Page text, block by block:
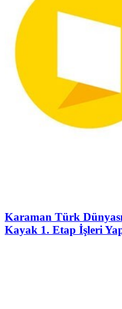
Karaman Türk
Kayak 1. Etap İşleri